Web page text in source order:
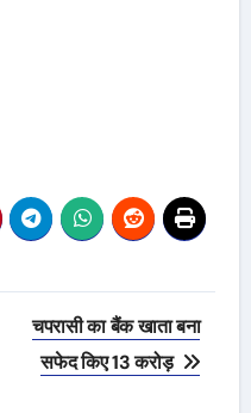
चपरासी का बैंक खाता बना
सफेद किए 13 करोड़